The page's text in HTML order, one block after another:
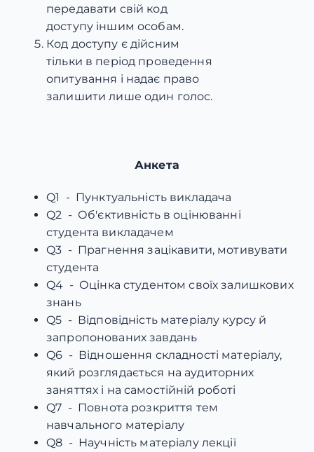
передавати свій код
доступу іншим особам.
Код доступу є дійсним
тільки в період проведення
опитування і надає право
залишити лише один голос.
Анкета
Q1 - Пунктуальність викладача
Q2 - Об'єктивність в оцінюванні
студента викладачем
Q3 - Прагнення зацікавити, мотивувати
студента
Q4 - Оцінка студентом своїх залишкових
знань
Q5 - Відповідність матеріалу курсу й
запропонованих завдань
Q6 - Відношення складності матеріалу,
який розглядається на аудиторних
заняттях і на самостійній роботі
Q7 - Повнота розкриття тем
навчального матеріалу
Q8 - Научність матеріалу лекції